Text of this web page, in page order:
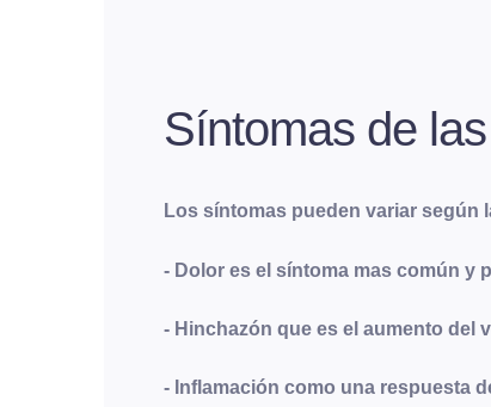
Síntomas de
Los síntomas pueden variar según
- Dolor es el síntoma mas común y
- Hinchazón que es el aumento del
- Inflamación como una respuesta